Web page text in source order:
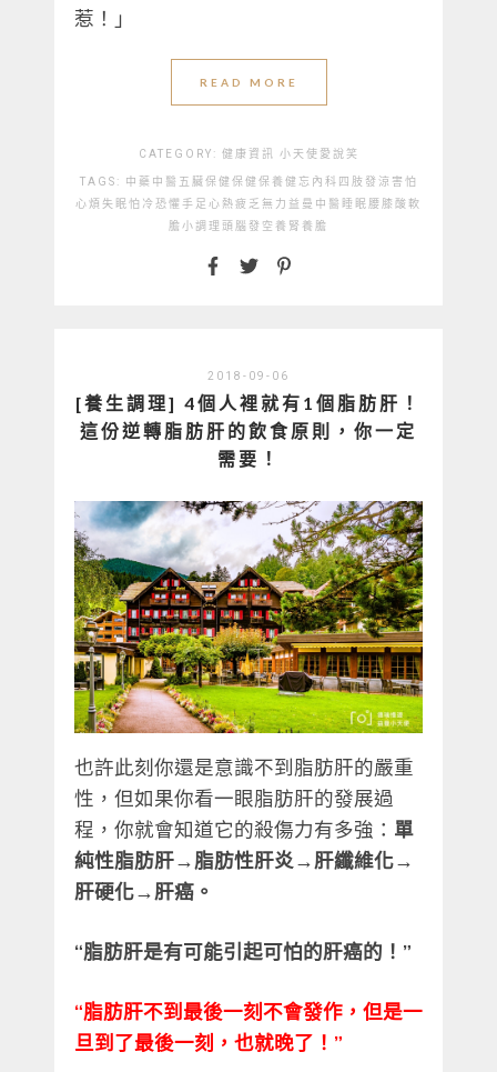
惹！」
READ MORE
CATEGORY: 健康資訊 小天使愛說笑
TAGS: 中藥 中醫 五臟保健保健保養 健忘 內科 四肢發涼 害怕
心煩失眠怕冷恐懼 手足心熱疲乏無力 益曼中醫 睡眠 腰膝酸軟
膽小調理 頭腦發空 養腎 養膽
2018-09-06
[養生調理] 4個人裡就有1個脂肪肝！
這份逆轉脂肪肝的飲食原則，你一定
需要！
也許此刻你還是意識不到脂肪肝的嚴重
性，但如果你看一眼脂肪肝的發展過
程，你就會知道它的殺傷力有多強： 單
純性脂肪肝→脂肪性肝炎→肝纖維化→
肝硬化→肝癌。
“脂肪肝是有可能引起可怕的肝癌的！”
“脂肪肝不到最後一刻不會發作，但是一
旦到了最後一刻，也就晚了！”